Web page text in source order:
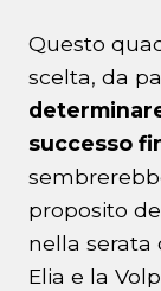
Questo
scelta, da
successo
proposito
nella serata
Elia e la